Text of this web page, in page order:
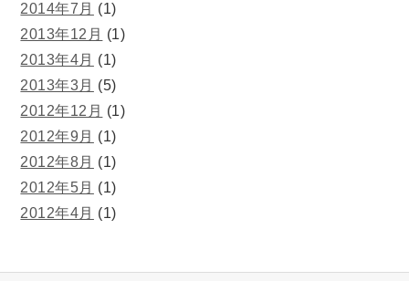
2014年7月 (1)
2013年12月 (1)
2013年4月 (1)
2013年3月 (5)
2012年12月 (1)
2012年9月 (1)
2012年8月 (1)
2012年5月 (1)
2012年4月 (1)